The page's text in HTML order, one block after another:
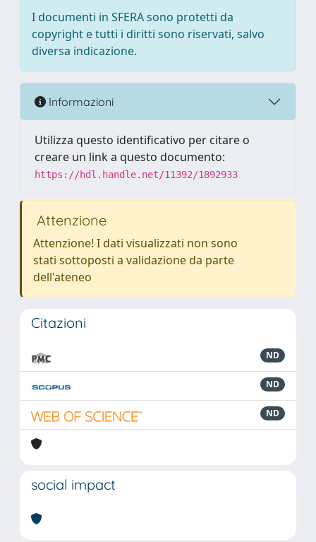
I documenti in SFERA sono protetti da
copyright e tutti i diritti sono riservati, salvo
diversa indicazione.
Informazioni
Utilizza questo identificativo per citare o
creare un link a questo documento:
https://hdl.handle.net/11392/1892933
Attenzione
Attenzione! I dati visualizzati non sono
stati sottoposti a validazione da parte
dell'ateneo
Citazioni
ND
ND
ND
social impact